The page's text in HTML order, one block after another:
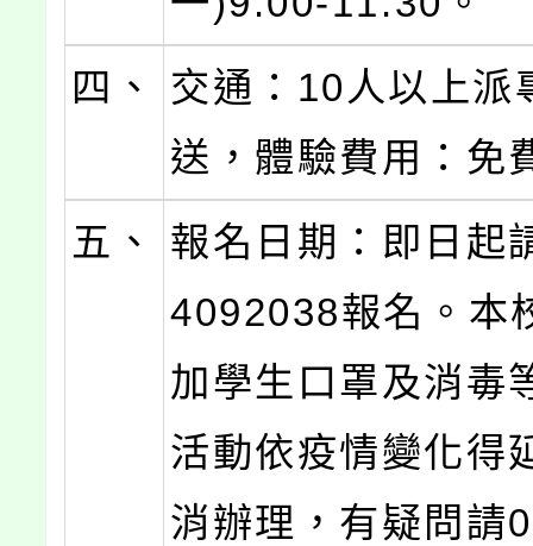
四、
交通：10人以上派
送，體驗費用：免
五、
報名日期：即日起
4092038報名。本
加學生口罩及消毒
活動依疫情變化得
消辦理，有疑問請